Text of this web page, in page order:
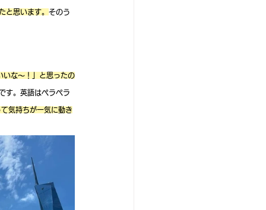
と思います。 そのう
いな～！」と思ったの
す。英語はペラペラ
て気持ちが一気に動き